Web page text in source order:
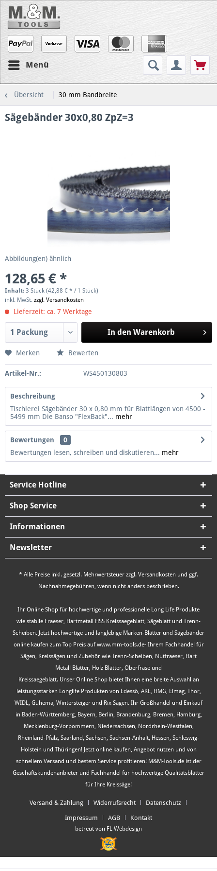
Menü
Übersicht 30 mm Bandbreite
Sägebänder 30x0,80 ZpZ=3
Abbildung(en) ähnlich
128,65 € *
Inhalt: 3 Stück (42,88 € * / 1 Stück)
inkl. MwSt. zzgl. Versandkosten
Lieferzeit: ca. 7 Werktage
In den Warenkorb
Merken Bewerten
Artikel-Nr.: WS450130803
Beschreibung
Tischlerei Sägebänder 30 x 0,80 mm für Blattlängen von 4500 -
5499 mm Die Banso "FlexBack"... mehr
Bewertungen
0
Bewertungen lesen, schreiben und diskutieren... mehr
Service Hotline
Shop Service
Informationen
Newsletter
* Alle Preise inkl. gesetzl. Mehrwertsteuer zzgl. Versandkosten und ggf.
Nachnahmegebühren, wenn nicht anders beschrieben.
Ihr Online Shop für hochwertige und professionelle Long Life Produkte
wie stabile Fraeser, Hartmetall HSS Kreissaegeblatt, Sägeblatt und Trenn-
Scheiben. Jetzt hochwertige und langlebige Marken-Blätter und Sägebänder
online kaufen zum Top Preis auf www.mm-tools.de- Ihrem Fachhandel für
Sägen, Kreissägen und Zubehör wie Trenn-Scheiben, Nutfraeser, Hart
Metall Blätter, Holz Blätter, Oberfräse und
Kreissaegeblatt. Unser Online Shop bietet Ihnen eine breite Auswahl an
leistungsstarken Longlife Produkten von Edessö, AKE, HMG, Elmag, Thor,
WIDL, Guhema, Wintersteiger und Rix Sägen. Ihr Großhandel und Einkauf
in Baden-Württemberg, Bayern, Berlin, Brandenburg, Bremen, Hamburg,
Mecklenburg-Vorpommern, Niedersachsen, Nordrhein-Westfalen,
Rheinland-Pfalz, Saarland, Sachsen, Sachsen-Anhalt, Hessen, Schleswig-
Holstein und Thüringen! Jetzt online kaufen, Angebot nutzen und von
schnellem Versand und bestem Service profitieren! M&M-Tools.de ist der
Geschäftskundenanbieter und Fachhandel für hochwertige Qualitätsblätter
für Ihre Kreissäge!
Versand & Zahlung Widerrufsrecht Datenschutz
Impressum AGB Kontakt
betreut von FL Webdesign